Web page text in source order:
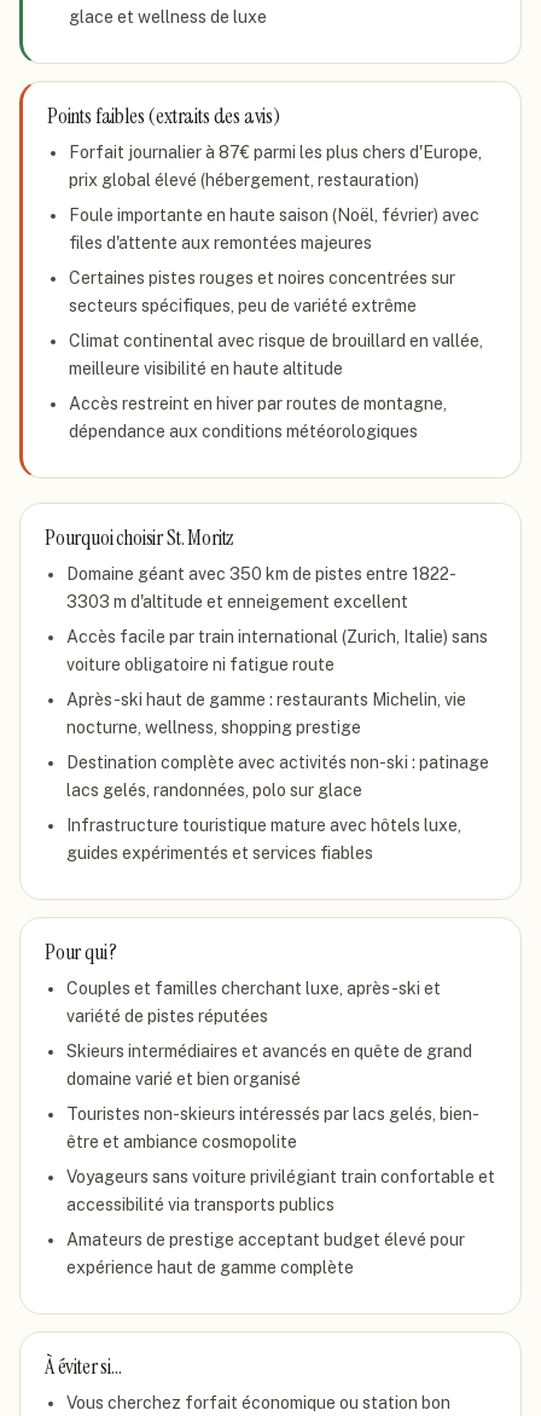
glace et wellness de luxe
Points faibles (extraits des avis)
Forfait journalier à 87€ parmi les plus chers d'Europe,
prix global élevé (hébergement, restauration)
Foule importante en haute saison (Noël, février) avec
files d'attente aux remontées majeures
Certaines pistes rouges et noires concentrées sur
secteurs spécifiques, peu de variété extrême
Climat continental avec risque de brouillard en vallée,
meilleure visibilité en haute altitude
Accès restreint en hiver par routes de montagne,
dépendance aux conditions météorologiques
Pourquoi choisirSt. Moritz
Domaine géant avec 350 km de pistes entre 1822-
3303 m d'altitude et enneigement excellent
Accès facile par train international (Zurich, Italie) sans
voiture obligatoire ni fatigue route
Après-ski haut de gamme : restaurants Michelin, vie
nocturne, wellness, shopping prestige
Destination complète avec activités non-ski : patinage
lacs gelés, randonnées, polo sur glace
Infrastructure touristique mature avec hôtels luxe,
guides expérimentés et services fiables
Pour qui ?
Couples et familles cherchant luxe, après-ski et
variété de pistes réputées
Skieurs intermédiaires et avancés en quête de grand
domaine varié et bien organisé
Touristes non-skieurs intéressés par lacs gelés, bien-
être et ambiance cosmopolite
Voyageurs sans voiture privilégiant train confortable et
accessibilité via transports publics
Amateurs de prestige acceptant budget élevé pour
expérience haut de gamme complète
À éviter si…
Vous cherchez forfait économique ou station bon